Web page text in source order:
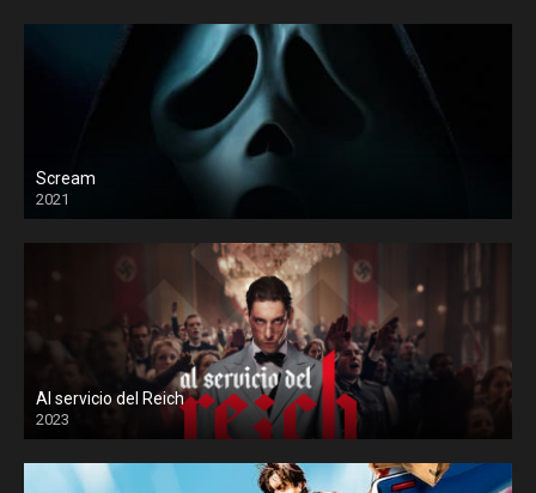
Scream
2021
Al servicio del Reich
2023